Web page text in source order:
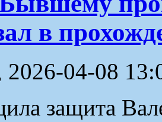
в
2026-04-08
защита